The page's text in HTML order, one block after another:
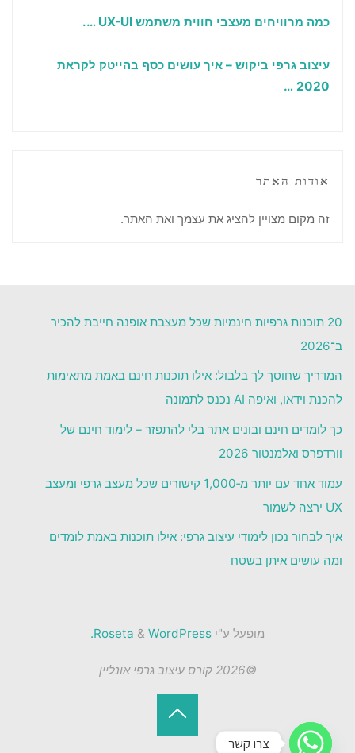
כמה מרוויחים מעצבי חווית משתמש UX-UI
….
עיצוב גרפי ביקוש – איך עושים כסף בהייטק לקראת
2020
…
אודות האתר
זה מקום מצויין להציג את עצמך ואת האתר.
20 תוכנות גרפיות חינמיות שכל מעצבת אופנה חייבת להכיר
ב־2026
המדריך שחוסך לך בלבול: אילו תוכנות חינם באמת מתאימות
להכנת וידאו, ואיפה AI נכנס לתמונה
כך לומדים חינם ובונים אתר בלי להתפזר – לימוד חינם של
וורדפרס ואלמנטור 2026
עמוד אחד עם יותר מ‑1,000 קישורים שכל מעצב גרפי ומעצב
UX ירצה לשמור
איך לבחור נכון לימודי עיצוב גרפי: אילו תוכנות באמת לומדים
ומה עושים איתן בשטח
מופעל ע"י & WordPress.
©2026 קורס עיצוב גרפי אונליין
בחזרה צרו קשר